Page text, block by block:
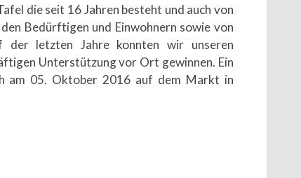
die seit 16 Jahren besteht und auch von
Bedürftigen und Einwohnern sowie von
der letzten Jahre konnten wir unseren
Unterstützung vor Ort gewinnen. Ein
am 05. Oktober 2016 auf dem Markt in